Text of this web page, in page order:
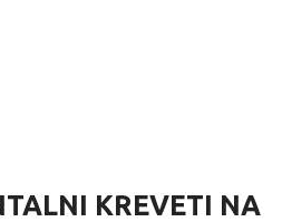
KREVETI NA